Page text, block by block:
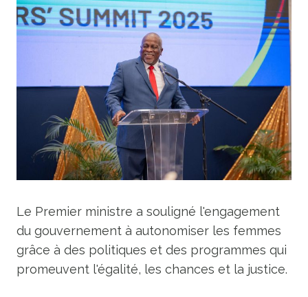
Le Premier ministre a souligné l'engagement
du gouvernement à autonomiser les femmes
grâce à des politiques et des programmes qui
promeuvent l'égalité, les chances et la justice.